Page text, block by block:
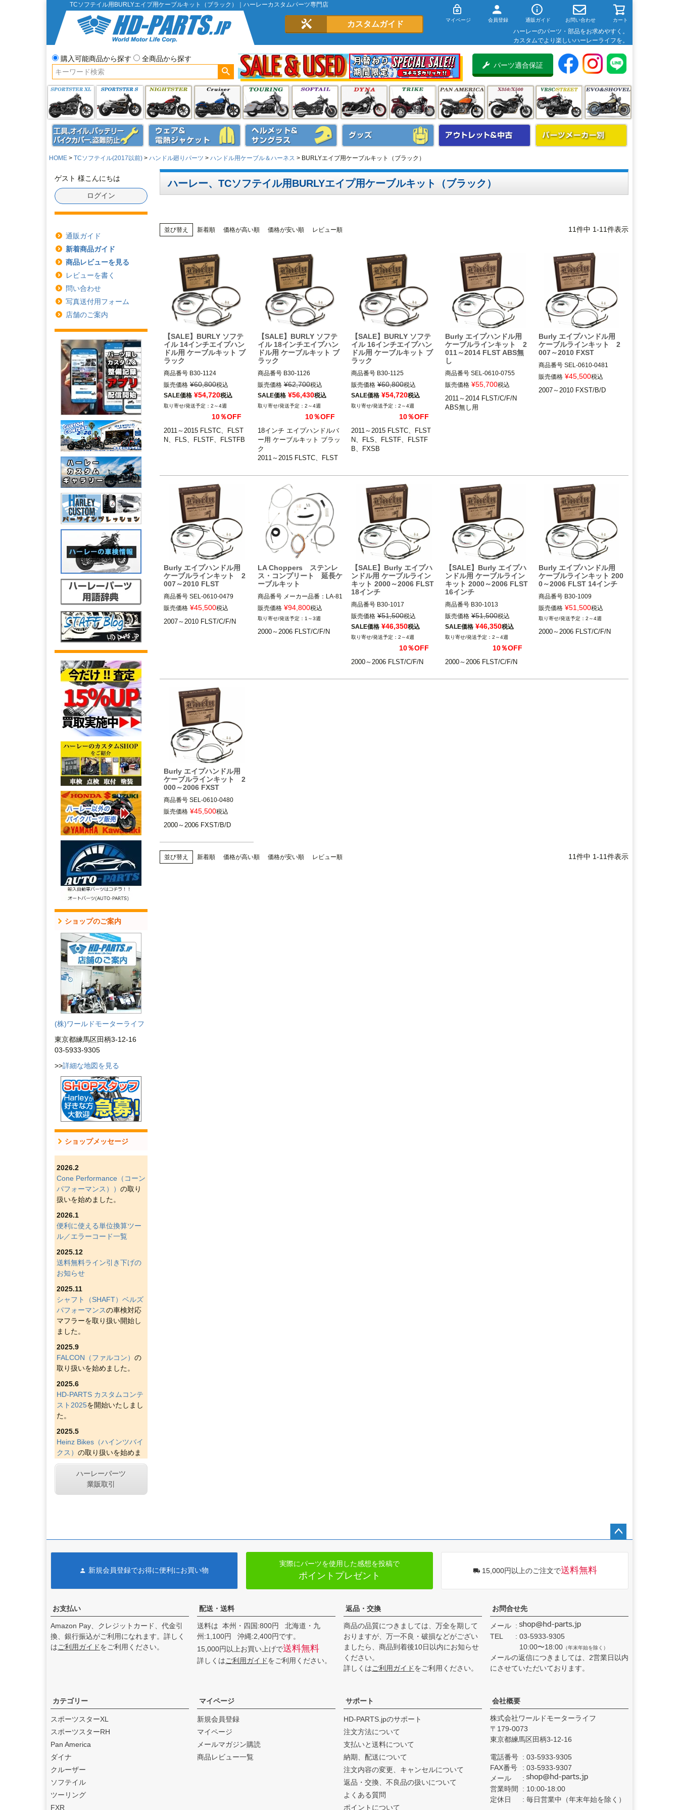
TCソフテイル用BURLYエイプ用ケーブルキット（ブラック）｜ハーレーカスタムパーツ専門店
カスタムガイド マイページ 会員登録 通販ガイド お問い合わせ カート
ハーレーのパーツ・部品をお求めやすく。
カスタムでより楽しいハーレーライフを。
購入可能商品から探す
全商品から探す
パーツ適合保証
HOME TCソフテイル(2017以前) ハンドル廻りパーツ ハンドル用ケーブル＆ハーネス BURLYエイプ用ケーブルキット（ブラック）
ゲスト 様こんにちは
ログイン
通販ガイド
新着商品ガイド
商品レビューを見る
レビューを書く
問い合わせ
写真送付用フォーム
店舗のご案内
ショップのご案内
(株)ワールドモーターライフ
東京都練馬区田柄3-12-16
03-5933-9305
>>詳細な地図を見る
ショップメッセージ
2026.2
Cone Performance（コーン
パフォーマンス）） の取り
扱いを始めました。
2026.1
便利に使える単位換算ツー
ル／エラーコード一覧
2025.12
送料無料ライン引き下げの
お知らせ
2025.11
シャフト（SHAFT）ベルズ
パフォーマンスの車検対応
マフラーを取り扱い開始し
ました。
2025.9
FALCON（ファルコン） の
取り扱いを始めました。
2025.6
HD-PARTS カスタムコンテ
スト2025を開始いたしまし
た。
2025.5
Heinz Bikes（ハインツバイ
クス） の取り扱いを始めま
した。
2025.4
Figurati Designs（フィグラ
D&D エキゾースト（ディー
た。
feture ヘルメット（フュー
チャーヘルメット）の取り
扱いを始めました。
ました。
2024.12
s（ブローパフォーマンスエ
キゾースト）
始めました。
2024.11
By City（バイ シティ）
本総代理店となりました。
ハーレーパーツ
業販取引
ハーレー、TCソフテイル用BURLYエイプ用ケーブルキット（ブラック）
並び替え 新着順 価格が高い順 価格が安い順 レビュー順 11件中 1-11件表示
【SALE】BURLY ソフテ
イル 14インチエイプハン
ドル用 ケーブルキット ブ
ラック
商品番号 B30-1124
B型番：773142
D型番：0610-1662
2011～2015 FLSTC、FLST
N、FLS、FLSTF、FLSTFB
BURLY BRAND(バーリーブラ
販売価格 ¥60,800税込
SALE価格 ¥54,720税込
2～4週
10％OFF
2011～2015 FLSTC、FLST
N、FLS、FLSTF、FLSTFB
【SALE】BURLY ソフテ
イル 18インチエイプハン
ドル用 ケーブルキット ブ
ラック
商品番号 B30-1126
B型番：773146
2011～2015 FLSTC、FLST
N、FLS、FLSTF、FLSTFB
BURLY BRAND(バーリーブラ
ンド)
販売価格 ¥62,700税込
SALE価格 ¥56,430税込
2～4週
10％OFF
18インチ エイプハンドルバ
ー用 ケーブルキット ブラッ
ク
2011～2015 FLSTC、FLST
【SALE】BURLY ソフテ
イル 16インチエイプハン
ドル用 ケーブルキット ブ
ラック
商品番号 B30-1125
B型番：773144
D型番：0610-1664
2011～2015 FLSTC、FLST
N、FLS、FLSTF、FLSTFB
BURLY BRAND(バーリーブラ
ンド)
販売価格 ¥60,800税込
SALE価格 ¥54,720税込
2～4週
10％OFF
2011～2015 FLSTC、FLST
N、FLS、FLSTF、FLSTF
B、FXSB
Burly エイプハンドル用
ケーブルラインキット 2
011～2014 FLST ABS無
し
商品番号 SEL-0610-0755
B30-1070(D型番:0610-0755)
B30-1072(D型番:0610-0756)
(B型番:773072)
販売価格 ¥55,700税込
2011～2014 FLST/C/F/N
ABS無し用
Burly エイプハンドル用
ケーブルラインキット 2
007～2010 FXST
商品番号SEL-0610-0481
B30-1012(D型番:0610-0481)
B30-1016(D型番:0610-0485)
販売価格 ¥45,500税込
2007～2010 FXST/B/D
Burly エイプハンドル用
ケーブルラインキット 2
007～2010 FLST
商品番号 SEL-0610-0479
B30-1010(D型番:0610-0479)
B30-1014(D型番:0610-0483)
BURLY BRAND(バーリーブラ
販売価格 ¥45,500税込
2007～2010 FLST/C/F/N
LA Choppers ステンレ
ス・コンプリート 延長ケ
ーブルキット
商品番号 メーカー品番：LA-81
00KT2-19
D型番:0610-1266
2000～2006 FLST/C/F/N
販売価格 ¥94,800税込
1～3週
2000～2006 FLST/C/F/N
【SALE】Burly エイプハ
ンドル用 ケーブルライン
キット 2000～2006 FLST
18インチ
商品番号 B30-1017
D型番:0610-0486
B型番:773011
2000～2006 FLST/C/F/N
BURLY BRAND(バーリーブラ
販売価格 ¥51,500税込
SALE価格 ¥46,350税込
2～4週
10％OFF
2000～2006 FLST/C/F/N
【SALE】Burly エイプハ
ンドル用 ケーブルライン
キット 2000～2006 FLST
16インチ
商品番号 B30-1013
D型番:0610-0482
B型番:773010
2000～2006 FLST/C/F/N
BURLY BRAND(バーリーブラ
販売価格 ¥51,500税込
SALE価格 ¥46,350税込
2～4週
10％OFF
2000～2006 FLST/C/F/N
Burly エイプハンドル用
ケーブルラインキット 200
0～2006 FLST 14インチ
商品番号 B30-1009
D型番:0610-0478
B型番:773009
2000～2006 FLST/C/F/N
販売価格 ¥51,500税込
2～4週
2000～2006 FLST/C/F/N
Burly エイプハンドル用
ケーブルラインキット 2
000～2006 FXST
商品番号 SEL-0610-0480
B30-1011(D型番:0610-0480)(B
B30-1015(D型番:0610-0484)
(B型番:773017)
販売価格 ¥45,500税込
2000～2006 FXST/B/D
並び替え 新着順 価格が高い順 価格が安い順 レビュー順 11件中 1-11件表示
新規会員登録でお得に便利にお買い物
実際にパーツを使用した感想を投稿で
ポイントプレゼント 15,000円以上のご注文で送料無料
お支払い
Amazon Pay、クレジットカード、代金引
換、銀行振込がご利用になれます。詳しく
はご利用ガイドをご利用ください。
配送・送料
送料は 本州・四国:800円 北海道・九
州:1,100円 沖縄:2,400円です。
15,000円以上お買い上げで送料無料
詳しくはご利用ガイドをご利用ください。
返品・交換
商品の品質につきましては、万全を期して
おりますが、万一不良・破損などがござい
ましたら、商品到着後10日以内にお知らせ
ください。
詳しくはご利用ガイドをご利用ください。
お問合せ先
メール
TEL
03-5933-9305
10:00〜18:00 （年末年始を除く）
メールの返信につきましては、2営業日以内
にさせていただいております。
カテゴリー
スポーツスターXL
スポーツスターRH
Pan America
ダイナ
クルーザー
ソフテイル
ツーリング
FXR
マイページ
新規会員登録
マイページ
メールマガジン購読
商品レビュー一覧
サポート
HD-PARTS.jpのサポート
注文方法について
支払いと送料について
納期、配送について
注文内容の変更、キャンセルについて
返品・交換、不良品の扱いについて
よくある質問
ポイントについて
会社概要
株式会社ワールドモーターライフ
179-0073
東京都練馬区田柄3-12-16
電話番号
03-5933-9305
FAX番号
03-5933-9307
メール
営業時間
10:00-18:00
定休日
毎日営業中（年末年始を除く）